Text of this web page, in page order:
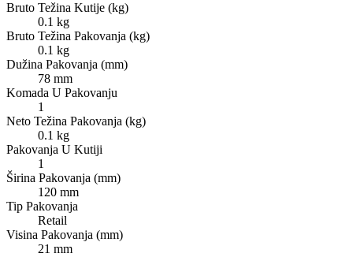
Bruto Težina Kutije (kg)
0.1 kg
Bruto Težina Pakovanja (kg)
0.1 kg
Dužina Pakovanja (mm)
78 mm
Komada U Pakovanju
1
Neto Težina Pakovanja (kg)
0.1 kg
Pakovanja U Kutiji
1
Širina Pakovanja (mm)
120 mm
Tip Pakovanja
Retail
Visina Pakovanja (mm)
21 mm